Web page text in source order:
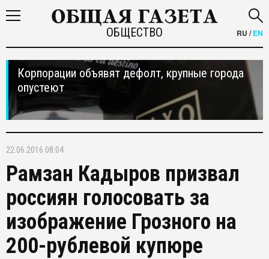
ОБЩЕСТВО RU /EN
Корпорации объявят дефолт, крупные города
опустеют
22.06.2016 08:04
Рамзан Кадыров призвал
россиян голосовать за
изображение Грозного на
200-рублевой купюре